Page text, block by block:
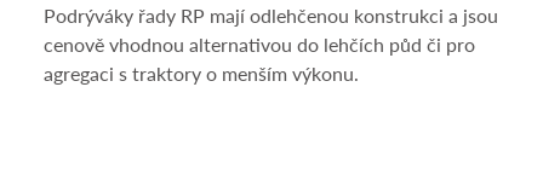
Podrýváky řady RP mají odlehčenou konstrukci a jsou
cenově vhodnou alternativou do lehčích půd či pro
agregaci s traktory o menším výkonu.